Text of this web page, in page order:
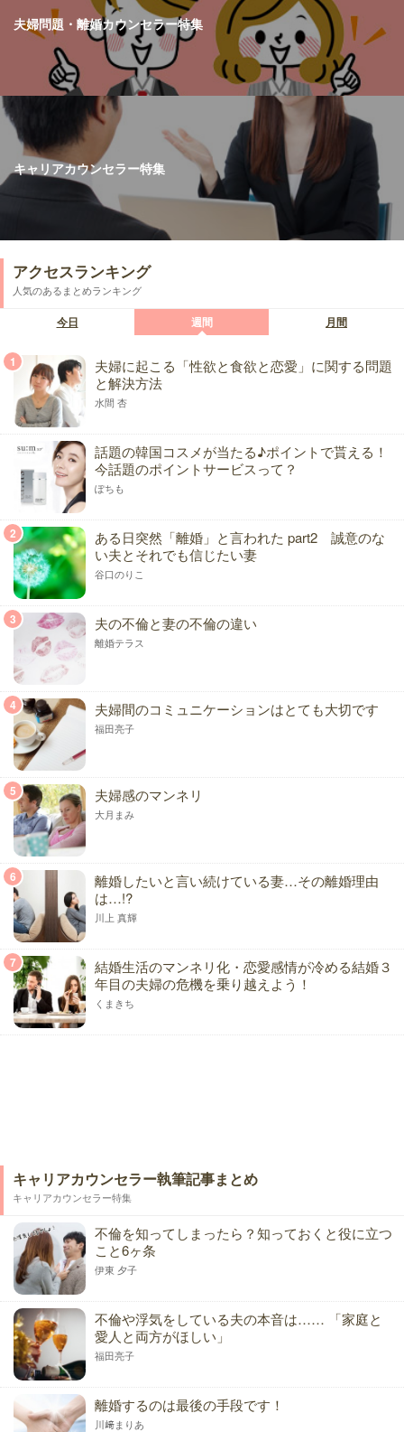
夫婦問題・離婚カウンセラー特集
キャリアカウンセラー特集
アクセスランキング
人気のあるまとめランキング
今日 週間 月間
1
夫婦に起こる「性欲と食欲と恋愛」に関する問題
と解決方法
水間 杏
話題の韓国コスメが当たる♪ポイントで貰える！
今話題のポイントサービスって？
ぽちも
2
ある日突然「離婚」と言われた part2 誠意のな
い夫とそれでも信じたい妻
谷口のりこ
3 夫の不倫と妻の不倫の違い
離婚テラス
4 夫婦間のコミュニケーションはとても大切です
福田亮子
5 夫婦感のマンネリ
大月まみ
6
離婚したいと言い続けている妻…その離婚理由
は…!?
川上 真輝
7
結婚生活のマンネリ化・恋愛感情が冷める結婚３
年目の夫婦の危機を乗り越えよう！
くまきち
キャリアカウンセラー執筆記事まとめ
キャリアカウンセラー特集
不倫を知ってしまったら？知っておくと役に立つ
こと6ヶ条
伊東 夕子
不倫や浮気をしている夫の本音は…… 「家庭と
愛人と両方がほしい」
福田亮子
離婚するのは最後の手段です！
川﨑まりあ